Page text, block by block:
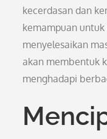
kecerdasan dan
kemampuan
menyelesaikan
akan membentuk
menghadapi